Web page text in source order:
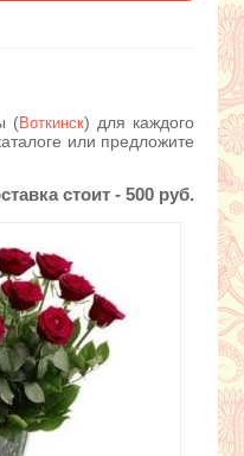
(Воткинск) для каждого
или предложите
стоит - 500 руб.